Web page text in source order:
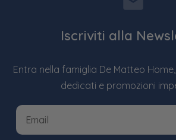
Iscriviti alla
Entra nella famiglia De Matteo
dedicati e promozioni